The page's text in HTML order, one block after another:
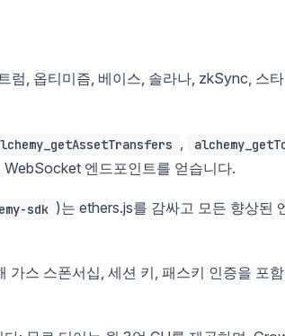
럼, 옵티미즘, 베이스, 솔라나, zkSync, 스
엔드포인트를 얻습니다.
sdk )는 ethers.js를 감싸고 모든 향상된
가스 스폰서십, 세션 키, 패스키 인증을 포